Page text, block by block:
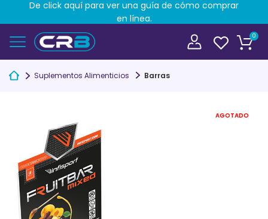
0
Suplementos Alimenticios Barras
AGOTADO
De click aquí para ver una guía de cómo comprar
en línea.